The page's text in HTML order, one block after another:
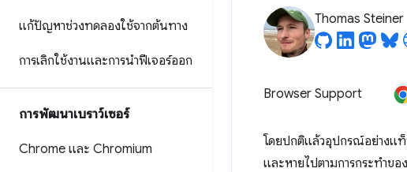
แก้ปัญหาช่วงทดลองใช้จากต้นทาง
การเลิกใช้งานและการนำฟีเจอร์ออก
การพัฒนาเบราว์เซอร์
Chrome และ Chromium
Thomas Steiner
Browser Support
โดยปกติแล้วอุปกรณ์อย่างแ
และหายไปตามการกระทำ